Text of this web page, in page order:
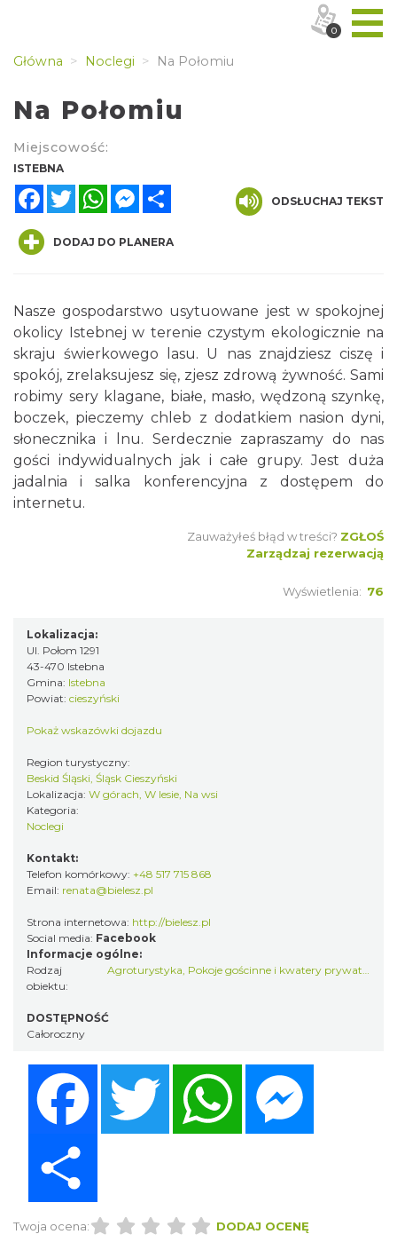
Główna Noclegi Na Połomiu
Na Połomiu
Miejscowość:
ISTEBNA
FacebookTwitterWhatsAppMessenger
ODSŁUCHAJ TEKST
DODAJ DO PLANERA
Nasze gospodarstwo usytuowane jest w spokojnej
okolicy Istebnej w terenie czystym ekologicznie na
skraju świerkowego lasu. U nas znajdziesz ciszę i
spokój, zrelaksujesz się, zjesz zdrową żywność. Sami
robimy sery klagane, białe, masło, wędzoną szynkę,
boczek, pieczemy chleb z dodatkiem nasion dyni,
słonecznika i lnu. Serdecznie zapraszamy do nas
gości indywidualnych jak i całe grupy. Jest duża
jadalnia i salka konferencyjna z dostępem do
internetu.
Zauważyłeś błąd w treści? ZGŁOŚ
Zarządzaj rezerwacją
Wyświetlenia: 76
Lokalizacja:
Ul. Połom 1291
43-470 Istebna
Gmina: Istebna
Powiat: cieszyński
Pokaż wskazówki dojazdu
Region turystyczny:
Beskid Śląski, Śląsk Cieszyński
Lokalizacja: W górach, W lesie, Na wsi
Kategoria:
Noclegi
Kontakt:
Telefon komórkowy: +48 517 715 868
Email: renata@bielesz.pl
Strona internetowa: http://bielesz.pl
Social media: Facebook
Informacje ogólne:
Rodzaj
obiektu:
Agroturystyka, Pokoje gościnne i kwatery prywatne
DOSTĘPNOŚĆ
Całoroczny
Twitter WhatsApp
Twoja ocena: DODAJ OCENĘ
0